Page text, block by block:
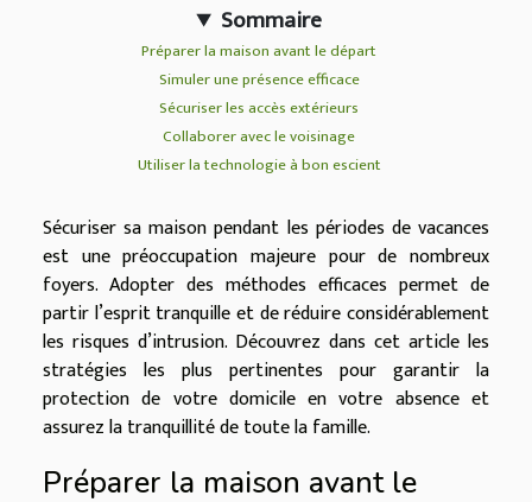
Sommaire
Préparer la maison avant le départ
Simuler une présence efficace
Sécuriser les accès extérieurs
Collaborer avec le voisinage
Utiliser la technologie à bon escient
Sécuriser sa maison pendant les périodes de vacances
est une préoccupation majeure pour de nombreux
foyers. Adopter des méthodes efficaces permet de
partir l’esprit tranquille et de réduire considérablement
les risques d’intrusion. Découvrez dans cet article les
stratégies les plus pertinentes pour garantir la
protection de votre domicile en votre absence et
assurez la tranquillité de toute la famille.
Préparer la maison avant le